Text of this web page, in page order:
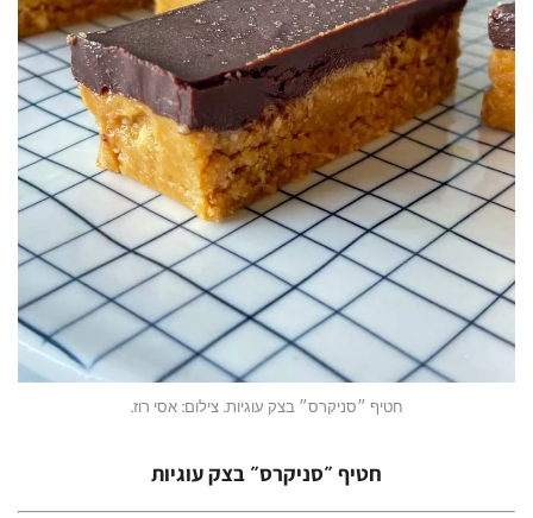
חטיף ״סניקרס״ בצק עוגיות. צילום: אסי רוז.
חטיף ״סניקרס״ בצק עוגיות